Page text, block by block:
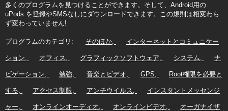
多くのプログラムを見つけることができます。そして、Android用の
uPods を登録やSMSなしにダウンロードできます。この規則は相変わら
ず変わっていません!
プログラムのカテゴリ: そのほか インターネットとコミュニケー
ション オフィス グラフィックソフトウェア システム ナ
ビゲーション 勉強 音楽とビデオ GPS Root権限を必要と
する アクセス制限 アンチウイルス インスタントメッセンジ
ャー オンラインオーディオ オンラインビデオ オーガナイザ